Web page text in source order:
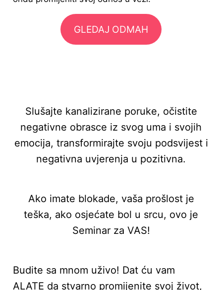
GLEDAJ ODMAH
Slušajte kanalizirane poruke, očistite
negativne obrasce iz svog uma i svojih
emocija, transformirajte svoju podsvijest i
negativna uvjerenja u pozitivna.
Ako imate blokade, vaša prošlost je
teška, ako osjećate bol u srcu, ovo je
Seminar za VAS!
Budite sa mnom uživo! Dat ću vam
ALATE da stvarno promijenite svoj život,